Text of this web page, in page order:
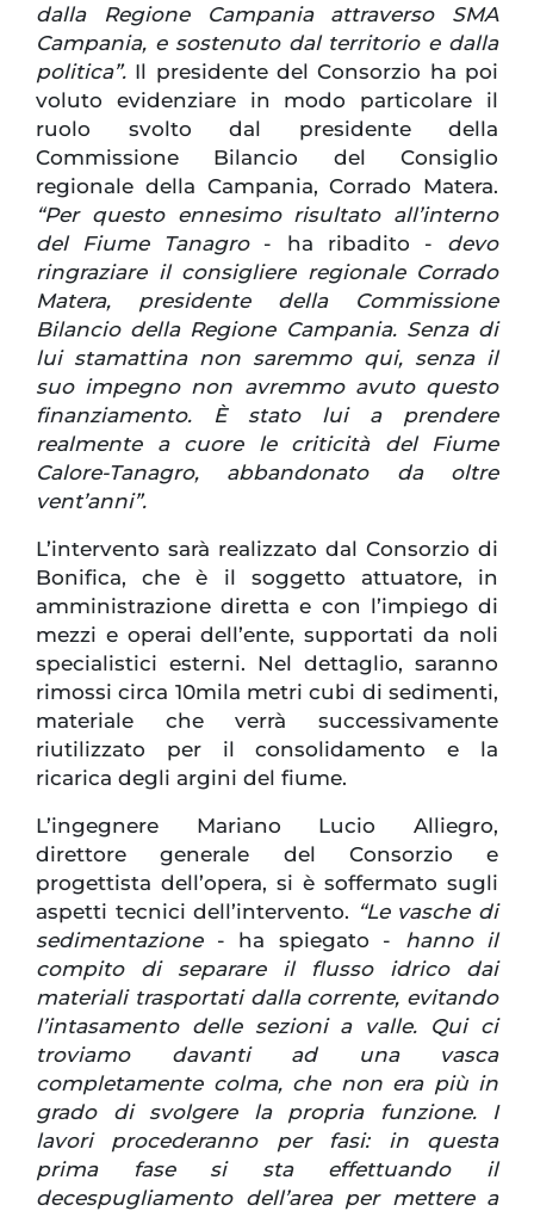
dalla Regione Campania attraverso SMA
Campania, e sostenuto dal territorio e dalla
politica”. Il presidente del Consorzio ha poi
voluto evidenziare in modo particolare il
ruolo svolto dal presidente della
Commissione Bilancio del Consiglio
regionale della Campania, Corrado Matera.
“Per questo ennesimo risultato all’interno
del Fiume Tanagro - ha ribadito - devo
ringraziare il consigliere regionale Corrado
Matera, presidente della Commissione
Bilancio della Regione Campania. Senza di
lui stamattina non saremmo qui, senza il
suo impegno non avremmo avuto questo
finanziamento. È stato lui a prendere
realmente a cuore le criticità del Fiume
Calore-Tanagro, abbandonato da oltre
vent’anni”.
L’intervento sarà realizzato dal Consorzio di
Bonifica, che è il soggetto attuatore, in
amministrazione diretta e con l’impiego di
mezzi e operai dell’ente, supportati da noli
specialistici esterni. Nel dettaglio, saranno
rimossi circa 10mila metri cubi di sedimenti,
materiale che verrà successivamente
riutilizzato per il consolidamento e la
ricarica degli argini del fiume.
L’ingegnere Mariano Lucio Alliegro,
direttore generale del Consorzio e
progettista dell’opera, si è soffermato sugli
aspetti tecnici dell’intervento. “Le vasche di
sedimentazione - ha spiegato - hanno il
compito di separare il flusso idrico dai
materiali trasportati dalla corrente, evitando
l’intasamento delle sezioni a valle. Qui ci
troviamo davanti ad una vasca
completamente colma, che non era più in
grado di svolgere la propria funzione. I
lavori procederanno per fasi: in questa
prima fase si sta effettuando il
decespugliamento dell’area per mettere a